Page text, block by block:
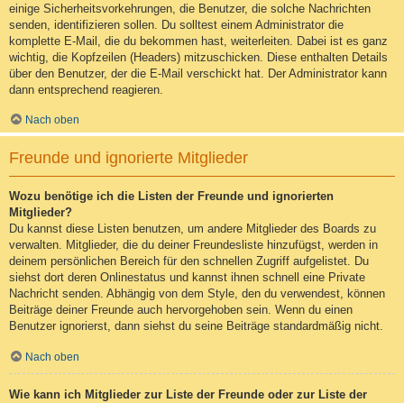
einige Sicherheitsvorkehrungen, die Benutzer, die solche Nachrichten
senden, identifizieren sollen. Du solltest einem Administrator die
komplette E-Mail, die du bekommen hast, weiterleiten. Dabei ist es ganz
wichtig, die Kopfzeilen (Headers) mitzuschicken. Diese enthalten Details
über den Benutzer, der die E-Mail verschickt hat. Der Administrator kann
dann entsprechend reagieren.
Nach oben
Freunde und ignorierte Mitglieder
Wozu benötige ich die Listen der Freunde und ignorierten
Mitglieder?
Du kannst diese Listen benutzen, um andere Mitglieder des Boards zu
verwalten. Mitglieder, die du deiner Freundesliste hinzufügst, werden in
deinem persönlichen Bereich für den schnellen Zugriff aufgelistet. Du
siehst dort deren Onlinestatus und kannst ihnen schnell eine Private
Nachricht senden. Abhängig von dem Style, den du verwendest, können
Beiträge deiner Freunde auch hervorgehoben sein. Wenn du einen
Benutzer ignorierst, dann siehst du seine Beiträge standardmäßig nicht.
Nach oben
Wie kann ich Mitglieder zur Liste der Freunde oder zur Liste der